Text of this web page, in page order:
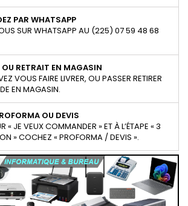
PAR WHATSAPP
SUR WHATSAPP AU (225) 07 59 48 68
RETRAIT EN MAGASIN
VOUS FAIRE LIVRER, OU PASSER RETIRER
EN MAGASIN.
OU DEVIS
« JE VEUX COMMANDER » ET À L’ÉTAPE « 3
» COCHEZ « PROFORMA / DEVIS ».